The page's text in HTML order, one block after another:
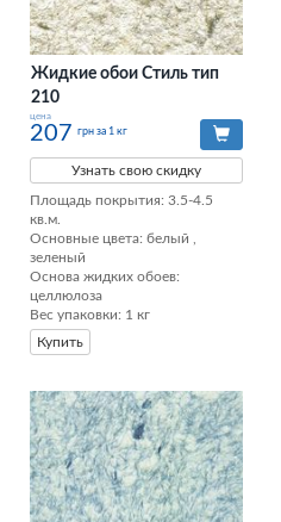
Жидкие обои Стиль тип
210
цена
207 грн за 1 кг
Узнать свою скидку
Площадь покрытия: 3.5-4.5
кв.м.
Основные цвета: белый ,
зеленый
Основа жидких обоев:
целлюлоза
Вес упаковки: 1 кг
Купить